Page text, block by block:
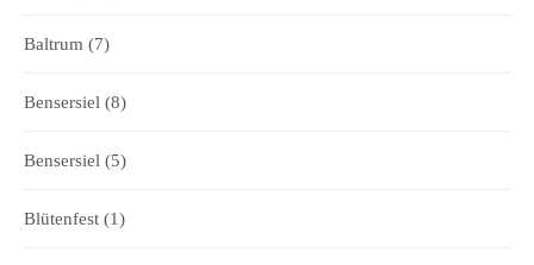
Baltrum (7)
Bensersiel (8)
Bensersiel (5)
Blütenfest (1)